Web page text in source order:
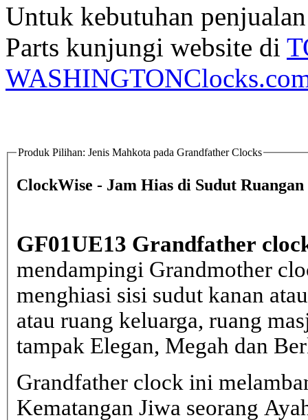
Untuk kebutuhan
Parts kunjungi website di
Produk Pilihan: Jenis Mahkota pada Grandfather Clocks
ClockWise - Jam Hias di Sudut Ruangan
GF01UE13 Grandfather
mendampingi Grandmother
menghiasi sisi sudut kanan
atau ruang keluarga, ruang
tampak Elegan, Megah dan
Grandfather clock ini
Kematangan Jiwa seorang